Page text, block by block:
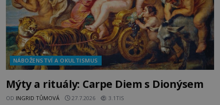
NÁBOŽENSTVÍ A OKULTISMUS
Mýty a rituály: Carpe Diem s Dionýsem
OD INGRID TŮMOVÁ 27.7.2026 3.1TIS